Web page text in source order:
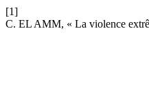
[1]
C. EL AMM, « La violence